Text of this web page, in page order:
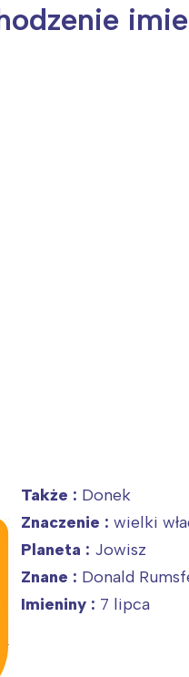
Także : Donek
Znaczenie : wielki
Planeta : Jowisz
Znane : Donald
Imieniny : 7 lipca